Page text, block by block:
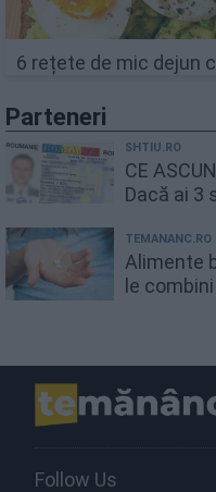
6 rețete de mic dejun
Parteneri
SHTIU.RO
CE
Dacă ai 3
TEMANANC.RO
Alimente
le
Follow Us